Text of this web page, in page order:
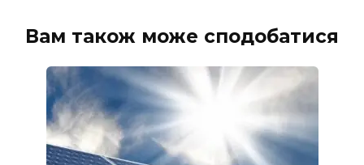
Вам також може сподобатися